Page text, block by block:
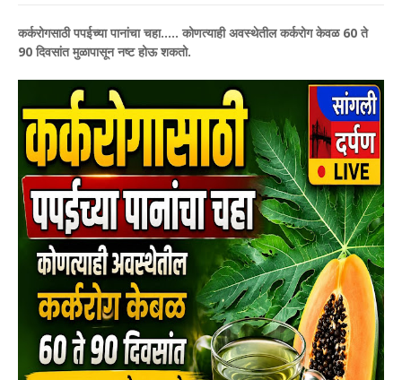
कर्करोगसाठी पपईच्या पानांचा चहा..... कोणत्याही अवस्थेतील कर्करोग केवळ 60 ते
90 दिवसांत मुळापासून नष्ट होऊ शकतो.